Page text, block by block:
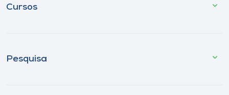
Cursos
Pesquisa